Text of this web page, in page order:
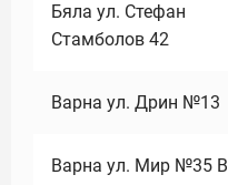
Бяла ул. Стефан
Стамболов 42
Варна ул. Дрин №13
Варна ул. Мир №35 В